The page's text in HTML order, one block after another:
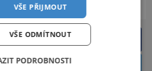
Sdílet na Facebooku
Sdílet na Twitteru
VŠE PŘIJMOUT
VŠE ODMÍTNOUT
PODROBNOSTI